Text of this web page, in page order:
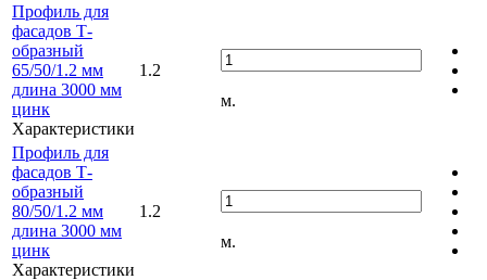
Профиль для
фасадов Т-
образный
65/50/1.2 мм
длина 3000 мм
цинк
Характеристики
1.2
м.
Профиль для
фасадов Т-
образный
80/50/1.2 мм
длина 3000 мм
цинк
Характеристики
1.2
м.